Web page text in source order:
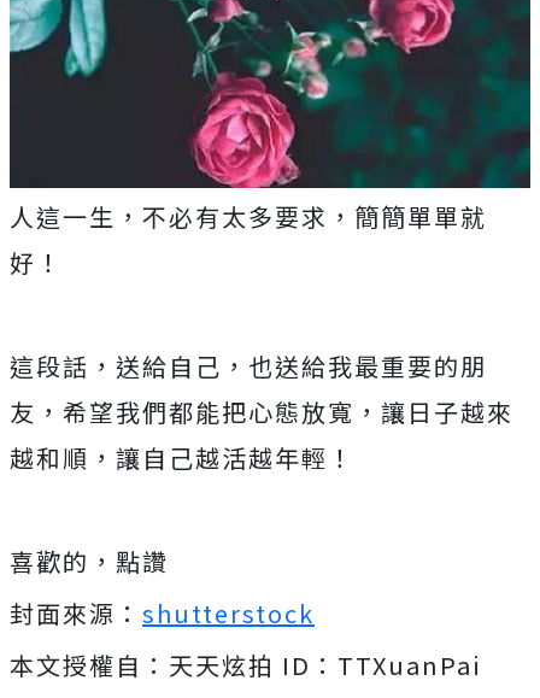
人這一生，不必有太多要求，簡簡單單就
好！
這段話，送給自己，也送給我最重要的朋
友，希望我們都能把心態放寬，讓日子越來
越和順，讓自己越活越年輕！
喜歡的，點讚
封面來源： shutterstock
本文授權自：天天炫拍 ID：TTXuanPai